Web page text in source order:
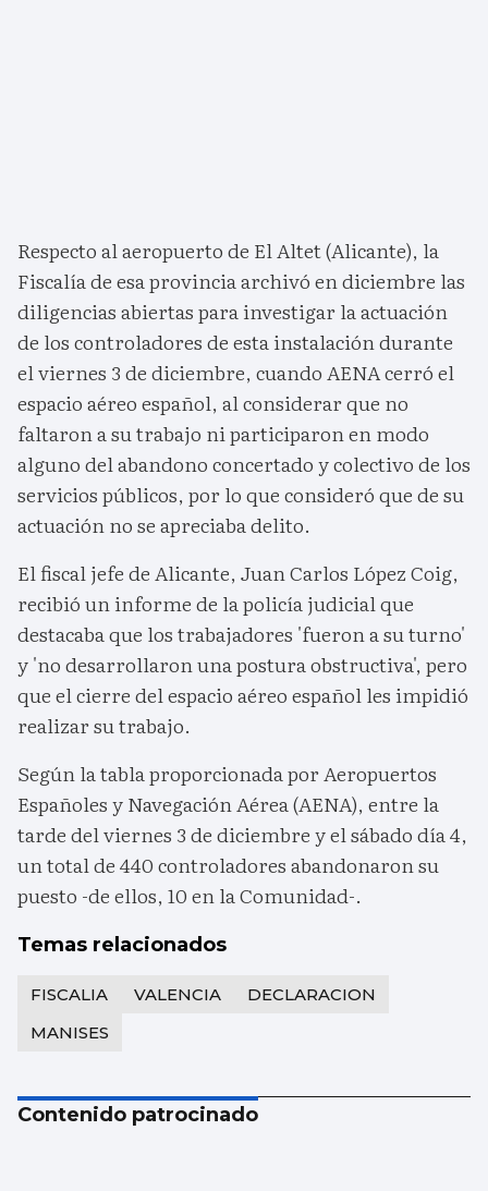
Respecto al aeropuerto de El Altet (Alicante), la
Fiscalía de esa provincia archivó en diciembre las
diligencias abiertas para investigar la actuación
de los controladores de esta instalación durante
el viernes 3 de diciembre, cuando AENA cerró el
espacio aéreo español, al considerar que no
faltaron a su trabajo ni participaron en modo
alguno del abandono concertado y colectivo de los
servicios públicos, por lo que consideró que de su
actuación no se apreciaba delito.
El fiscal jefe de Alicante, Juan Carlos López Coig,
recibió un informe de la policía judicial que
destacaba que los trabajadores 'fueron a su turno'
y 'no desarrollaron una postura obstructiva', pero
que el cierre del espacio aéreo español les impidió
realizar su trabajo.
Según la tabla proporcionada por Aeropuertos
Españoles y Navegación Aérea (AENA), entre la
tarde del viernes 3 de diciembre y el sábado día 4,
un total de 440 controladores abandonaron su
puesto -de ellos, 10 en la Comunidad-.
Temas relacionados
FISCALIA VALENCIA
DECLARACION
MANISES
Contenido patrocinado